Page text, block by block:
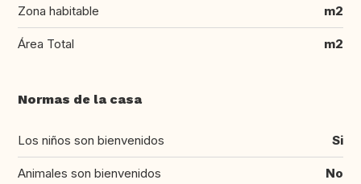
Zona habitable m2
Área Total m2
Normas de la casa
Los niños son bienvenidos Si
Animales son bienvenidos No